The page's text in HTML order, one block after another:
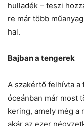
hulladék – teszi
re már több
hal.
Bajban a tengerek
A szakértő felhívta a
óceánban már most
kering, amely még